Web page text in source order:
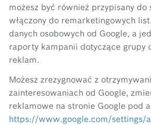
możesz być również przypisany do
włączony do remarketingowych
danych osobowych od Google, a
raporty kampanii dotyczące grupy
reklam.
Możesz zrezygnować z
zainteresowaniach od Google,
reklamowe na stronie Google pod
https://www.google.com/settings/